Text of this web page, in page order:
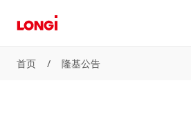
首页 / 隆基公告